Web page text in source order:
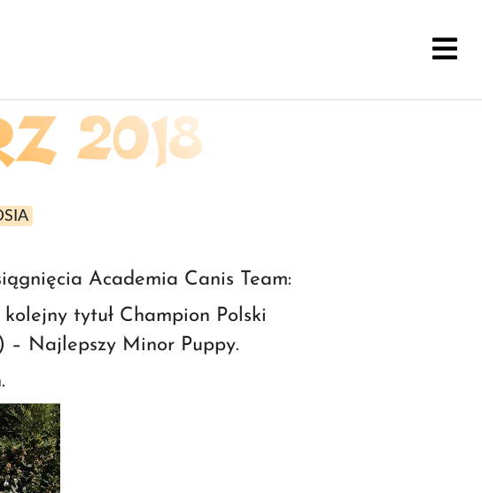
2018
Academia Canis Team:
tytuł Champion Polski
– Najlepszy Minor Puppy.